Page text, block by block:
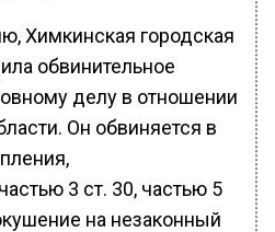
Химкинская городская
обвинительное
делу в отношении
Он обвиняется в
3 ст. 30, частью 5
на незаконный